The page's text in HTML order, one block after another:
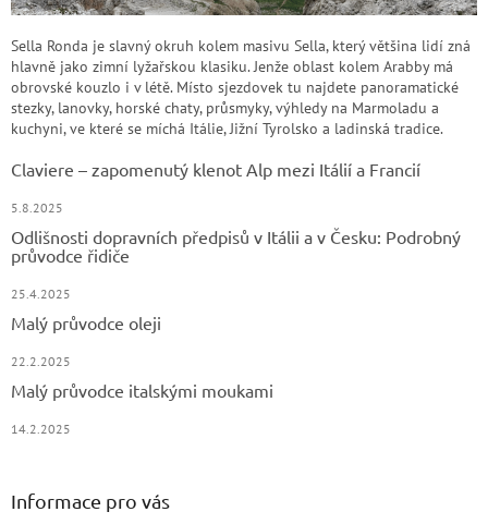
Sella Ronda je slavný okruh kolem masivu Sella, který většina lidí zná
hlavně jako zimní lyžařskou klasiku. Jenže oblast kolem Arabby má
obrovské kouzlo i v létě. Místo sjezdovek tu najdete panoramatické
stezky, lanovky, horské chaty, průsmyky, výhledy na Marmoladu a
kuchyni, ve které se míchá Itálie, Jižní Tyrolsko a ladinská tradice.
Claviere – zapomenutý klenot Alp mezi Itálií a Francií
5.8.2025
Odlišnosti dopravních předpisů v Itálii a v Česku: Podrobný
průvodce řidiče
25.4.2025
Malý průvodce oleji
22.2.2025
Malý průvodce italskými moukami
14.2.2025
Informace pro vás